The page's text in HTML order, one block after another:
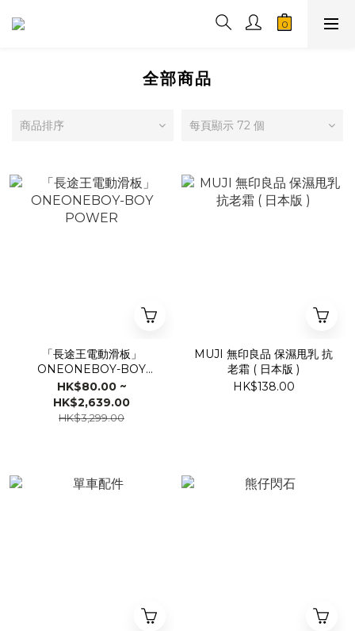
全部商品
商品排序 每頁顯示 72 個
「長途王電動滑板」
ONEONEBOY-BOY
POWER
HK$80.00 ~
HK$2,639.00
HK$3,299.00
MUJI 無印良品 保濕甩乳 抗
老霜 ( 日本版 )
HK$138.00